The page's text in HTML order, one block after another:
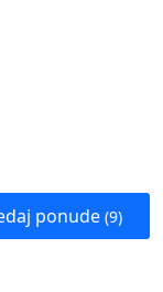
ponude (9)